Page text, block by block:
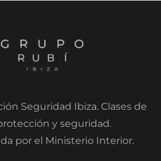
Seguridad Ibiza. Clases de
y seguridad.
por el Ministerio Interior.